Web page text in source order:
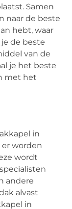
Samen
naar de beste
hebt, waar
de beste
van de
je het beste
met het
in
worden
wordt
andere
alvast
in